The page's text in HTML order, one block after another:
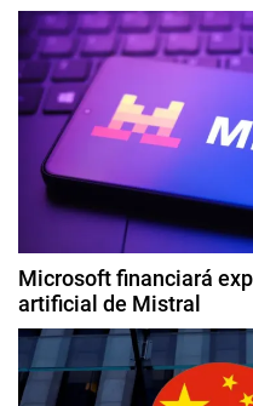
Microsoft financiará
artificial de Mistral